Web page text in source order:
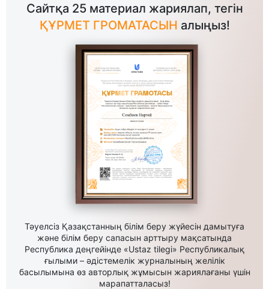
Сайтқа 25 материал жариялап, тегін
ҚҰРМЕТ ГРОМАТАСЫН алыңыз!
Тәуелсіз Қазақстанның білім беру жүйесін дамытуға
және білім беру сапасын арттыру мақсатында
Республика деңгейінде «Ustaz tilegi» Республикалық
ғылыми – әдістемелік журналының желілік
басылымына өз авторлық жұмысын жариялағаны үшін
марапатталасыз!